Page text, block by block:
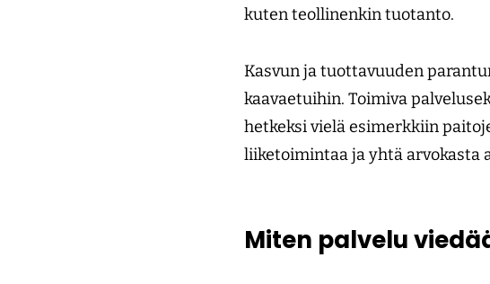
kuten teollinenkin tuotanto.
Kasvun ja tuottavuuden
kaavaetuihin. Toimiva
hetkeksi vielä esimerkkiin
liiketoimintaa ja yhtä arvokasta
Miten palvelu